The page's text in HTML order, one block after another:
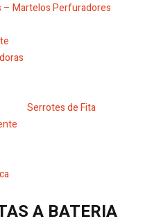
– Martelos Perfuradores
Serrotes de Fita
A BATERIA